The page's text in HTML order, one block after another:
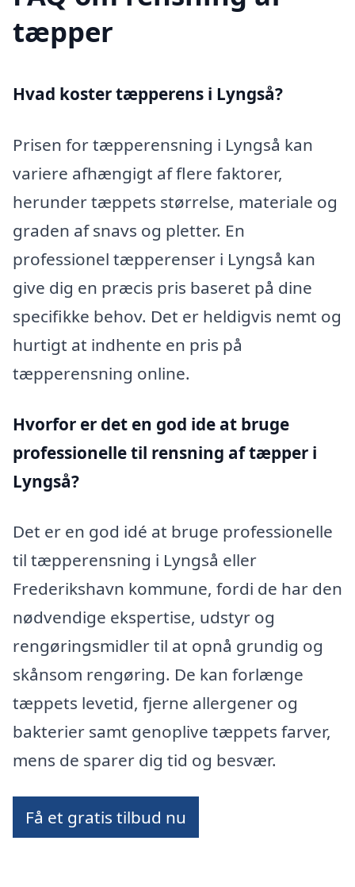
tæpper
Hvad koster tæpperens i Lyngså?
Prisen for tæpperensning i Lyngså kan
variere afhængigt af flere faktorer,
herunder tæppets størrelse, materiale og
graden af snavs og pletter. En
professionel tæpperenser i Lyngså kan
give dig en præcis pris baseret på dine
specifikke behov. Det er heldigvis nemt og
hurtigt at indhente en pris på
tæpperensning online.
Hvorfor er det en god ide at bruge
professionelle til rensning af tæpper i
Lyngså?
Det er en god idé at bruge professionelle
til tæpperensning i Lyngså eller
Frederikshavn kommune, fordi de har den
nødvendige ekspertise, udstyr og
rengøringsmidler til at opnå grundig og
skånsom rengøring. De kan forlænge
tæppets levetid, fjerne allergener og
bakterier samt genoplive tæppets farver,
mens de sparer dig tid og besvær.
Få et gratis tilbud nu